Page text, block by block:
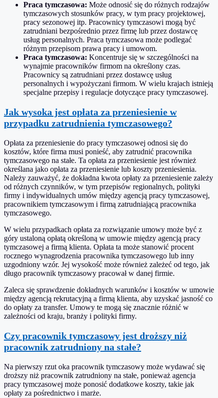
Praca tymczasowa: Może odnosić się do różnych rodzajów
tymczasowych stosunków pracy, w tym pracy projektowej,
pracy sezonowej itp. Pracownicy tymczasowi mogą być
zatrudniani bezpośrednio przez firmę lub przez dostawcę
usług personalnych. Praca tymczasowa może podlegać
różnym przepisom prawa pracy i umowom.
Praca tymczasowa: Koncentruje się w szczególności na
wynajmie pracowników firmom na określony czas.
Pracownicy są zatrudniani przez dostawcę usług
personalnych i wypożyczani firmom. W wielu krajach istnieją
specjalne przepisy i regulacje dotyczące pracy tymczasowej.
Jak wysoka jest opłata za przeniesienie w
przypadku zatrudnienia tymczasowego?
Opłata za przeniesienie do pracy tymczasowej odnosi się do
kosztów, które firma musi ponieść, aby zatrudnić pracownika
tymczasowego na stałe. Ta opłata za przeniesienie jest również
określana jako opłata za przeniesienie lub koszty przeniesienia.
Należy zauważyć, że dokładna kwota opłaty za przeniesienie zależy
od różnych czynników, w tym przepisów regionalnych, polityki
firmy i indywidualnych umów między agencją pracy tymczasowej,
pracownikiem tymczasowym i firmą zatrudniającą pracownika
tymczasowego.
W wielu przypadkach opłata za rozwiązanie umowy może być z
góry ustaloną opłatą określoną w umowie między agencją pracy
tymczasowej a firmą klienta. Opłata ta może stanowić procent
rocznego wynagrodzenia pracownika tymczasowego lub inny
uzgodniony wzór. Jej wysokość może również zależeć od tego, jak
długo pracownik tymczasowy pracował w danej firmie.
Zaleca się sprawdzenie dokładnych warunków i kosztów w umowie
między agencją rekrutacyjną a firmą klienta, aby uzyskać jasność co
do opłaty za transfer. Umowy te mogą się znacznie różnić w
zależności od kraju, branży i polityki firmy.
Czy pracownik tymczasowy jest droższy niż
pracownik zatrudniony na stałe?
Na pierwszy rzut oka pracownik tymczasowy może wydawać się
droższy niż pracownik zatrudniony na stałe, ponieważ agencja
pracy tymczasowej może ponosić dodatkowe koszty, takie jak
opłaty za pośrednictwo i marże.